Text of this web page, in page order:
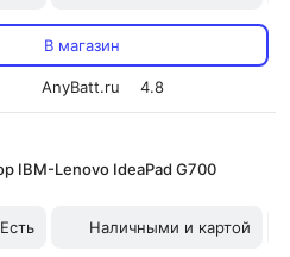
В магазин
AnyBatt.ru 4.8
IBM-Lenovo IdeaPad G700
Есть
Наличными и картой